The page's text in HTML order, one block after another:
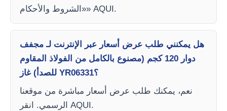
«الشروط والأحكام» AQUI.
هل يمكنني طلب عرض أسعار عبر الإنترنت لـ مجفف
دوار 120 كجم (مصنوع بالكامل من الفولاذ المقاوم
للصدأ) غاز YR06331؟
نعم، يمكنك طلب عرض أسعار مباشرة من موقعنا
الرسمي. انقر AQUI.